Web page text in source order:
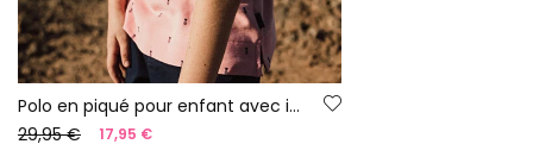
Polo en piqué pour enfant avec imprimé en couleur rose.
29,95 €
17,95 €